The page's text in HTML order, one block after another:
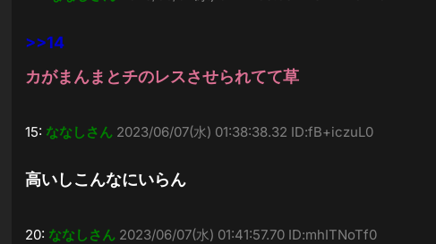
>>14
カがまんまとチのレスさせられてて草
15: ななしさん 2023/06/07(水) 01:38:38.32 ID:fB+iczuL0
高いしこんなにいらん
20: ななしさん 2023/06/07(水) 01:41:57.70 ID:mhITNoTf0